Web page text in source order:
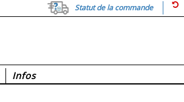
Statut de la commande
Infos